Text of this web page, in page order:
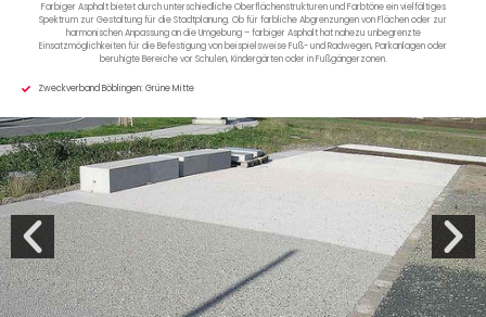
Farbiger Asphalt bietet durch unterschiedliche Oberflächenstrukturen und Farbtöne ein vielfältiges
Spektrum zur Gestaltung für die Stadtplanung. Ob für farbliche Abgrenzungen von Flächen oder zur
harmonischen Anpassung an die Umgebung – farbiger Asphalt hat nahezu unbegrenzte
Einsatzmöglichkeiten für die Befestigung von beispielsweise Fuß- und Radwegen, Parkanlagen oder
beruhigte Bereiche vor Schulen, Kindergärten oder in Fußgängerzonen.
Zweckverband Böblingen: Grüne Mitte